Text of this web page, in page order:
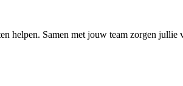
helpen. Samen met jouw team zorgen